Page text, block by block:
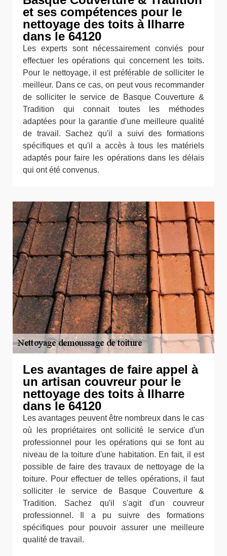
et ses compétences pour le
nettoyage des toits à Ilharre
dans le 64120
Les experts sont nécessairement conviés pour
effectuer les opérations qui concernent les toits.
Pour le nettoyage, il est préférable de solliciter le
meilleur. Dans ce cas, on peut vous recommander
de solliciter le service de Basque Couverture &
Tradition qui connait toutes les méthodes
adaptées pour la garantie d'une meilleure qualité
de travail. Sachez qu'il a suivi des formations
spécifiques et qu'il a accès à tous les matériels
adaptés pour faire les opérations dans les délais
qui ont été convenus.
Les avantages de faire appel à
un artisan couvreur pour le
nettoyage des toits à Ilharre
dans le 64120
Les avantages peuvent être nombreux dans le cas
où les propriétaires ont sollicité le service d'un
professionnel pour les opérations qui se font au
niveau de la toiture d'une habitation. En fait, il est
possible de faire des travaux de nettoyage de la
toiture. Pour effectuer de telles opérations, il faut
solliciter le service de Basque Couverture &
Tradition. Sachez qu'il s'agit d'un couvreur
professionnel. Il a pu suivre des formations
spécifiques pour pouvoir assurer une meilleure
qualité de travail.